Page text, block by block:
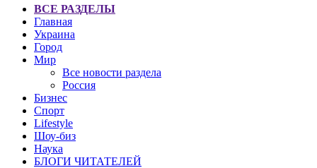
ВСЕ РАЗДЕЛЫ
Главная
Украина
Город
Мир
Все новости раздела
Россия
Бизнес
Спорт
Lifestyle
Шоу-биз
Наука
БЛОГИ ЧИТАТЕЛЕЙ